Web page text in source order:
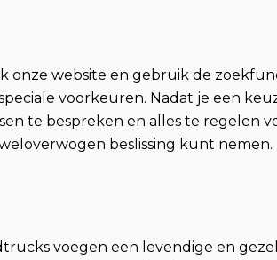
onze website en gebruik de
voorkeuren. Nadat je een
te bespreken en alles te regelen
beslissing kunt nemen.
voegen een levendige en